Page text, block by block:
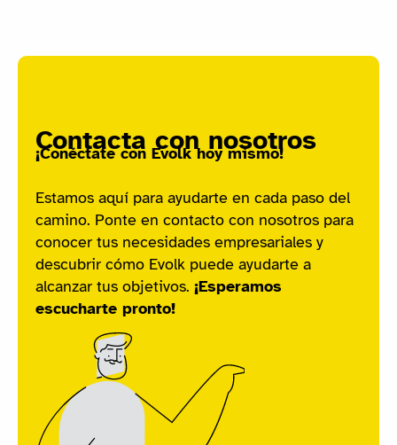
Contacta con nosotros
¡Conéctate con Evolk hoy mismo!
Estamos aquí para ayudarte en cada paso del
camino. Ponte en contacto con nosotros para
conocer tus necesidades empresariales y
descubrir cómo Evolk puede ayudarte a
alcanzar tus objetivos. ¡Esperamos
escucharte pronto!